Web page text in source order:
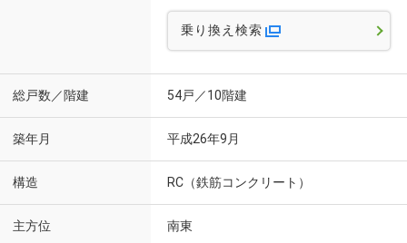
乗り換え検索
総戸数／階建 54戸／10階建
築年月 平成26年9月
構造 RC（鉄筋コンクリート）
主方位 南東